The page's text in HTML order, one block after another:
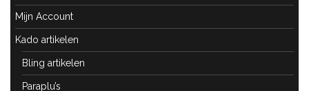
Mijn Account
Kado artikelen
Bling artikelen
Paraplu’s